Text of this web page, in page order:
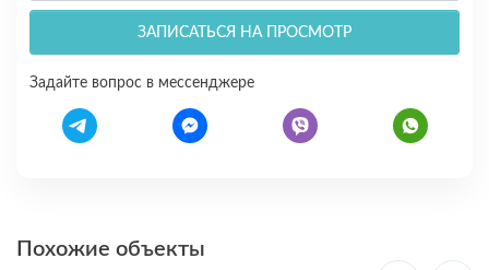
ЗАПИСАТЬСЯ НА ПРОСМОТР
Задайте вопрос в мессенджере
Похожие объекты